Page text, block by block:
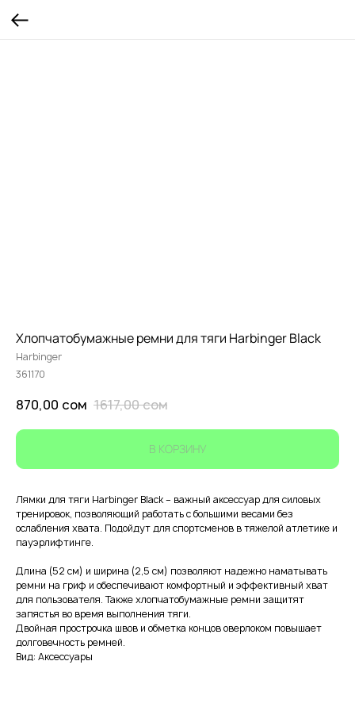
Хлопчатобумажные ремни для тяги Harbinger Black
Harbinger
361170
870,00 сом 1617,00сом
В КОРЗИНУ
Лямки для тяги Harbinger Black – важный аксессуар для силовых
тренировок, позволяющий работать с большими весами без
ослабления хвата. Подойдут для спортсменов в тяжелой атлетике и
пауэрлифтинге.
Длина (52 см) и ширина (2,5 см) позволяют надежно наматывать
ремни на гриф и обеспечивают комфортный и эффективный хват
для пользователя. Также хлопчатобумажные ремни защитят
запястья во время выполнения тяги.
Двойная прострочка швов и обметка концов оверлоком повышает
долговечность ремней.
Вид: Аксессуары